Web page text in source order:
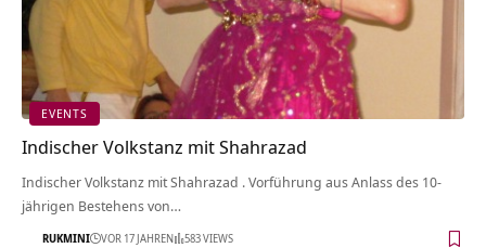
EVENTS
Indischer Volkstanz mit Shahrazad
Indischer Volkstanz mit Shahrazad . Vorführung aus Anlass des 10-
jährigen Bestehens von…
RUKMINI VOR 17 JAHREN 583 VIEWS